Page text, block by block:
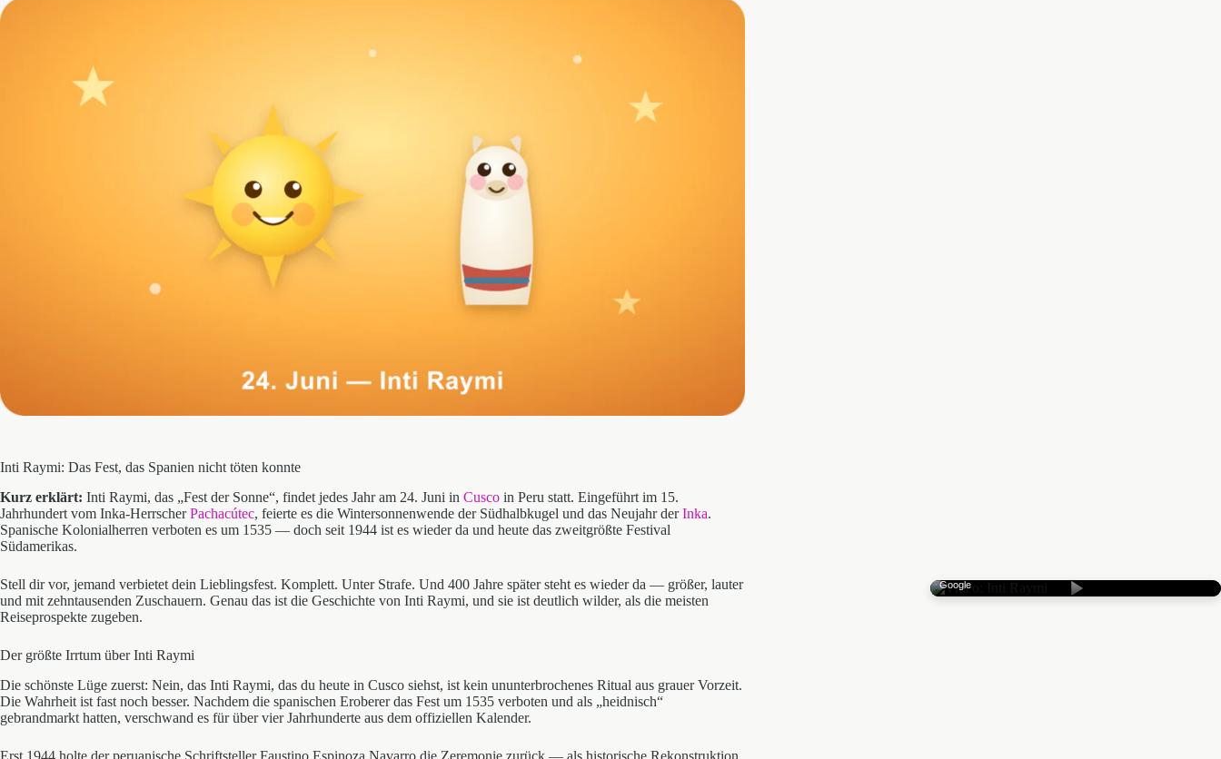
Inti Raymi: Das Fest, das Spanien nicht töten konnte
Kurz erklärt: Inti Raymi, das „Fest der Sonne“, findet jedes Jahr am 24. Juni in Cusco in Peru statt. Eingeführt im 15.
Jahrhundert vom Inka-HerrscherPachacútec, feierte es die Wintersonnenwende der Südhalbkugel und das Neujahr derInka.
Spanische Kolonialherren verboten es um 1535 — doch seit 1944 ist es wieder da und heute das zweitgrößte Festival
Südamerikas.
Google
Stell dir vor, jemand verbietet dein Lieblingsfest. Komplett. Unter Strafe. Und 400 Jahre später steht es wieder da — größer, lauter
und mit zehntausenden Zuschauern. Genau das ist die Geschichte von Inti Raymi, und sie ist deutlich wilder, als die meisten
Reiseprospekte zugeben.
Der größte Irrtum über Inti Raymi
Die schönste Lüge zuerst: Nein, das Inti Raymi, das du heute in Cusco siehst, ist kein ununterbrochenes Ritual aus grauer Vorzeit.
Die Wahrheit ist fast noch besser. Nachdem die spanischen Eroberer das Fest um 1535 verboten und als „heidnisch“
gebrandmarkt hatten, verschwand es für über vier Jahrhunderte aus dem offiziellen Kalender.
Erst 1944 holte der peruanische Schriftsteller Faustino Espinoza Navarro die Zeremonie zurück — als historische Rekonstruktion,